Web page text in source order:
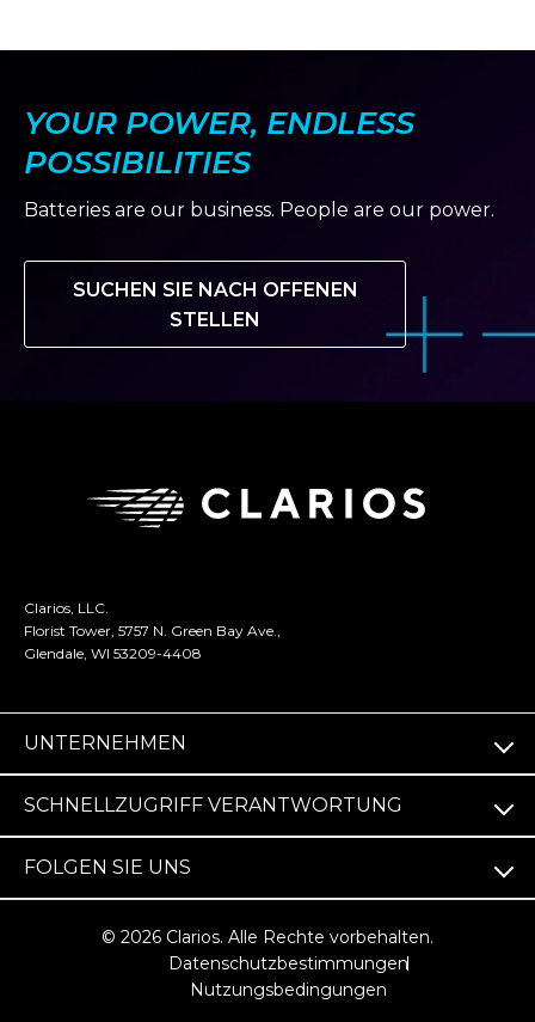
YOUR POWER, ENDLESS
POSSIBILITIES
Batteries are our business. People are our power.
SUCHEN SIE NACH OFFENEN
STELLEN
Clarios, LLC.
Florist Tower, 5757 N. Green Bay Ave.,
Glendale, WI 53209-4408
UNTERNEHMEN
SCHNELLZUGRIFF VERANTWORTUNG
FOLGEN SIE UNS
© 2026 Clarios. Alle Rechte vorbehalten.
Datenschutzbestimmungen
Nutzungsbedingungen